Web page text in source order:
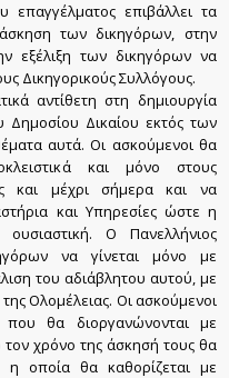
επιβάλλει τα
των δικηγόρων, στην
εξέλιξη των δικηγόρων να
Δικηγορικούς Συλλόγους.
αντίθετη στη δημιουργία
Δικαίου εκτός των
αυτά. Οι ασκούμενοι θα
και μόνο στους
και μέχρι σήμερα και να
και Υπηρεσίες ώστε η
Ο Πανελλήνιος
να γίνεται μόνο με
του αδιάβλητου αυτού, με
Ολομέλειας. Οι ασκούμενοι
που θα διοργανώνονται με
τον χρόνο της άσκησή τους θα
οποία θα καθορίζεται με